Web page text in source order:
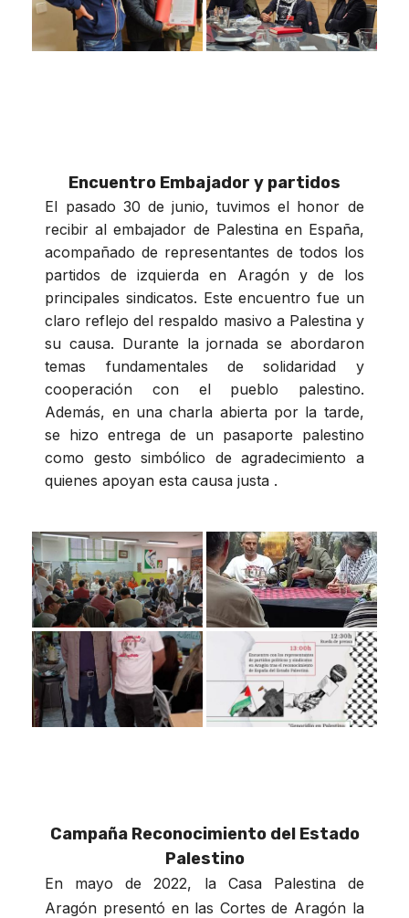
Encuentro Embajador y partidos
El pasado 30 de junio, tuvimos el honor de
recibir al embajador de Palestina en España,
acompañado de representantes de todos los
partidos de izquierda en Aragón y de los
principales sindicatos. Este encuentro fue un
claro reflejo del respaldo masivo a Palestina y
su causa. Durante la jornada se abordaron
temas fundamentales de solidaridad y
cooperación con el pueblo palestino.
Además, en una charla abierta por la tarde,
se hizo entrega de un pasaporte palestino
como gesto simbólico de agradecimiento a
quienes apoyan esta causa justa .
Campaña Reconocimiento del Estado
Palestino
En mayo de 2022, la Casa Palestina de
Aragón presentó en las Cortes de Aragón la